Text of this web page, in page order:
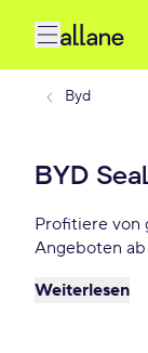
Byd
BYD
Profitiere von
Angeboten
Weiterlesen